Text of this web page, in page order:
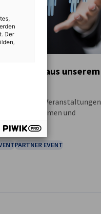
aus unserem
wir Ihnen Veranstaltungen
und
PARTNER EVENT
Der